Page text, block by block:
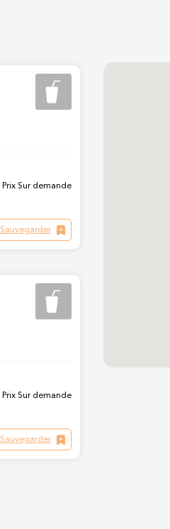
Prix Sur demande
Sauvegarder
Prix Sur demande
Sauvegarder